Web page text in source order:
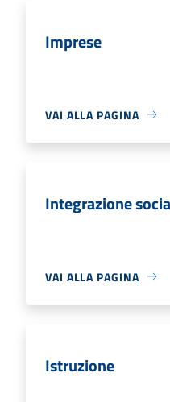
Imprese
VAI ALLA PAGINA
Integrazione
VAI ALLA PAGINA
Istruzione